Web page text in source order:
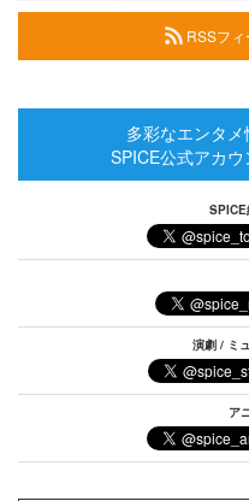
RSSフィ
多彩なエンタ
SPICE公式アカウ
SPICE
演劇 / ミ
ア